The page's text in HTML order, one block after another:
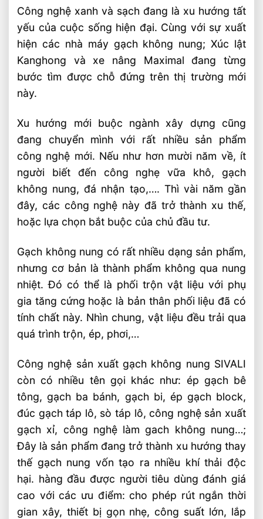
Công nghệ xanh và sạch đang là xu hướng tất
yếu của cuộc sống hiện đại. Cùng với sự xuất
hiện các nhà máy gạch không nung; Xúc lật
Kanghong và xe nâng Maximal đang từng
bước tìm được chỗ đứng trên thị trường mới
này.
Xu hướng mới buộc ngành xây dựng cũng
đang chuyển mình với rất nhiều sản phẩm
công nghệ mới. Nếu như hơn mười năm về, ít
người biết đến công nghẹ vữa khô, gạch
không nung, đá nhận tạo,…. Thì vài năm gần
đây, các công nghệ này đã trở thành xu thế,
hoặc lựa chọn bắt buộc của chủ đầu tư.
Gạch không nung có rất nhiều dạng sản phẩm,
nhưng cơ bản là thành phẩm không qua nung
nhiệt. Đó có thể là phối trộn vật liệu với phụ
gia tăng cứng hoặc là bản thân phối liệu đã có
tính chất này. Nhìn chung, vật liệu đều trải qua
quá trình trộn, ép, phơi,…
Công nghệ sản xuất gạch không nung SIVALI
còn có nhiều tên gọi khác như: ép gạch bê
tông, gạch ba bánh, gạch bi, ép gạch block,
đúc gạch táp lô, sò táp lô, công nghệ sản xuất
gạch xỉ, công nghệ làm gach không nung…;
Đây là sản phẩm đang trở thành xu hướng thay
thế gạch nung vốn tạo ra nhiều khí thải độc
hại. hàng đầu được người tiêu dùng đánh giá
cao với các ưu điểm: cho phép rút ngắn thời
gian xây, thiết bị gọn nhẹ, công suất lớn, lắp